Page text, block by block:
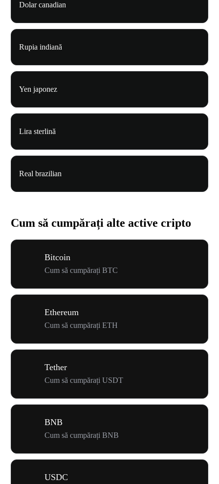
Dolar canadian
Rupia indiană
Yen japonez
Lira sterlină
Real brazilian
Cum să cumpărați alte active cripto
Bitcoin
Cum să cumpărați BTC
Ethereum
Cum să cumpărați ETH
Tether
Cum să cumpărați USDT
BNB
Cum să cumpărați BNB
USDC